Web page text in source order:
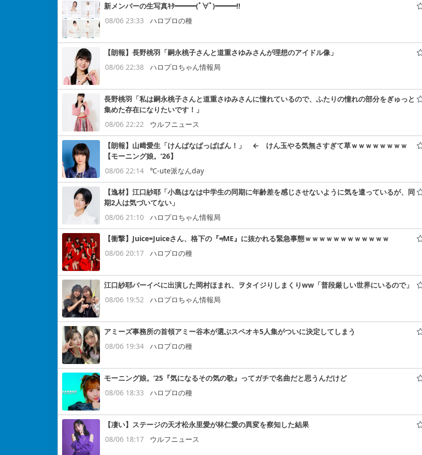
新メンバーの生写真ｷﾀ━━━(ﾟ∀ﾟ)━━━!!
08/06 23:33
ハロプロの種
【朗報】長野桃羽「嗣永桃子さんと道重さゆみさんが理想のアイドル像」
08/06 22:38
ハロプロちゃん情報局
長野桃羽「私は嗣永桃子さんと道重さゆみさんに憧れているので、ふたりの憧れの部分をぎゅっと
集めた存在になりたいです！」
08/06 22:22
ウルフニュース
【朗報】山﨑愛生「けんぱなぱっぱぱん！」 ← けん玉やる気無さすぎて草ｗｗｗｗｗｗｗｗ
【モーニング娘。’26】
08/06 22:14
℃-ute派なんday
【逸材】江口紗耶「小島はなは中学生の同期に年齢差を感じさせないように気を遣っているが、同
期2人は気づいてない」
08/06 21:10
ハロプロちゃん情報局
【衝撃】Juice=Juiceさん、格下の『≠ME』に抜かれる緊急事態ｗｗｗｗｗｗｗｗｗｗｗｗ
08/06 20:17
ハロプロの種
江口紗耶バーイベに出演した岡村ほまれ、ヲタイジりしまくりww「普段厳しい世界にいるので」
08/06 19:52
ハロプロちゃん情報局
アミーズ事務所の首領アミー谷本が選ぶスペオキ5人集がついに決定してしまう
08/06 19:34
ハロプロの種
モーニング娘。’25『気になるその気の歌』ってガチで名曲だと思うんだけど
08/06 18:33
ハロプロの種
【凄い】ステージの天才松永里愛が林仁愛の異変を察知した結果
08/06 18:17
ウルフニュース